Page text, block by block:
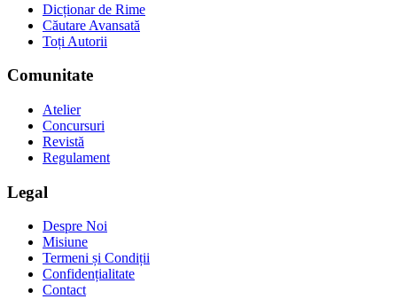
Dicționar de Rime
Căutare Avansată
Toți Autorii
Comunitate
Atelier
Concursuri
Revistă
Regulament
Legal
Despre Noi
Misiune
Termeni și Condiții
Confidențialitate
Contact